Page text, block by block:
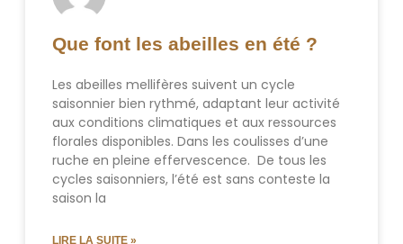
Que font les abeilles en été ?
Les abeilles mellifères suivent un cycle
saisonnier bien rythmé, adaptant leur activité
aux conditions climatiques et aux ressources
florales disponibles. Dans les coulisses d’une
ruche en pleine effervescence. De tous les
cycles saisonniers, l’été est sans conteste la
saison la
LIRE LA SUITE »